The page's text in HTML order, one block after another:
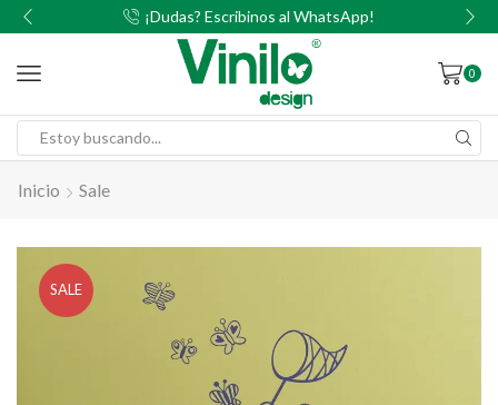
¡Dudas? Escribinos al WhatsApp!
0
Inicio Sale
SALE